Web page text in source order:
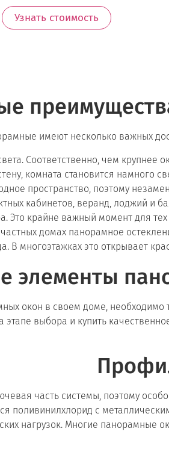
Узнать стоимость
имеют несколько важных
Соответственно, чем
комната становится намного
пространство, поэтому
кабинетов, веранд, лоджий и
крайне важный момент для
домах панорамное
В многоэтажках это открывает
элементы
окон в своем доме, необходимо
выбора и купить
часть системы, поэтому
поливинилхлорид с
нагрузок. Многие панорамные